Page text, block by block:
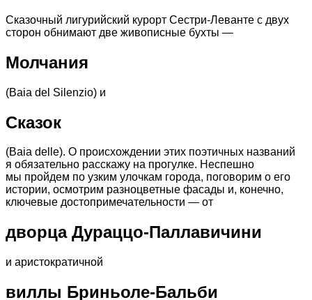
Сказочный лигурийский курорт Сестри-Леванте с двух
сторон обнимают две живописные бухты —
Молчания
(Baia del Silenzio) и
Сказок
(Baia delle). О происхождении этих поэтичных названий
я обязательно расскажу на прогулке. Неспешно
мы пройдем по узким улочкам города, поговорим о его
истории, осмотрим разноцветные фасады и, конечно,
ключевые достопримечательности — от
дворца Дураццо-Паллавичини
и аристократичной
виллы Бриньоле-Бальби